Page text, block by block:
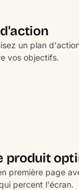
un plan
vos objectifs.
produit
première page
percent l'écran.